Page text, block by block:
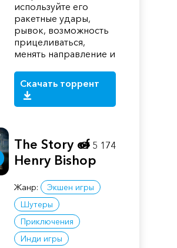
используйте его
ракетные удары,
рывок, возможность
прицеливаться,
менять направление и
Скачать торрент
The Story of
Henry Bishop
Жанр:
Экшен игры
Шутеры
Приключения
Инди игры
5 174